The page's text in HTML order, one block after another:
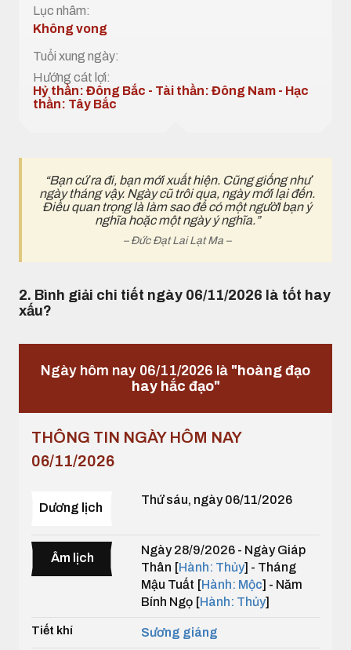
Lục nhâm:
Không vong
Tuổi xung ngày:
Hướng cát lợi:
Hỷ thần: Đông Bắc - Tài thần: Đông Nam - Hạc
thần: Tây Bắc
“Bạn cứ ra đi, bạn mới xuất hiện. Cũng giống như
ngày tháng vậy. Ngày cũ trôi qua, ngày mới lại đến.
Điều quan trọng là làm sao để có một ngườI bạn ý
nghĩa hoặc một ngày ý nghĩa.”
– Đức Đạt Lai Lạt Ma –
2. Bình giải chi tiết ngày 06/11/2026 là tốt hay
xấu?
Ngày hôm nay 06/11/2026 là "hoàng đạo
hay hắc đạo"
THÔNG TIN NGÀY HÔM NAY
06/11/2026
Dương lịch
Thứ sáu, ngày 06/11/2026
Âm lịch
Ngày 28/9/2026 - Ngày Giáp
Thân [Hành: Thủy] - Tháng
Mậu Tuất [Hành: Mộc] - Năm
Bính Ngọ [Hành: Thủy]
Tiết khí Sương giáng